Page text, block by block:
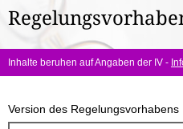
hier:
Inhalte beruhen auf Angaben der IV -
Version des Regelungsvorhabens